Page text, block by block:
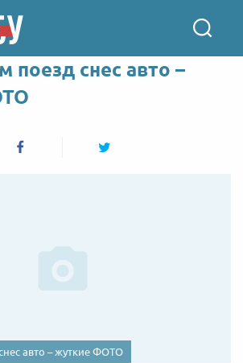
поезд снес авто –
авто – жуткие ФОТО